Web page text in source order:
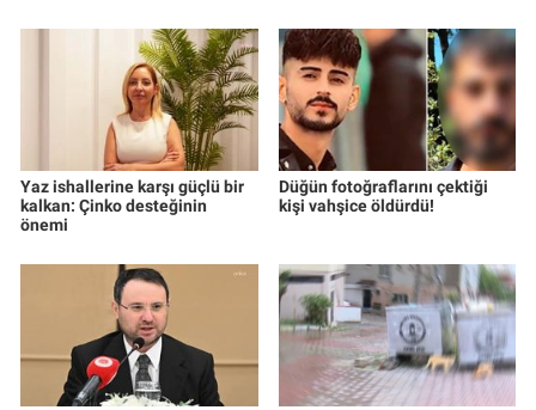
Yaz ishallerine karşı güçlü bir
kalkan: Çinko desteğinin
önemi
Düğün fotoğraflarını çektiği
kişi vahşice öldürdü!